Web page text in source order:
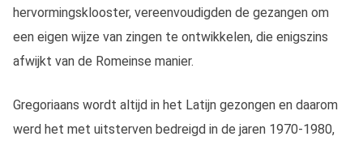
hervormingsklooster, vereenvoudigden de gezangen om
een eigen wijze van zingen te ontwikkelen, die enigszins
afwijkt van de Romeinse manier.
Gregoriaans wordt altijd in het Latijn gezongen en daarom
werd het met uitsterven bedreigd in de jaren 1970-1980,